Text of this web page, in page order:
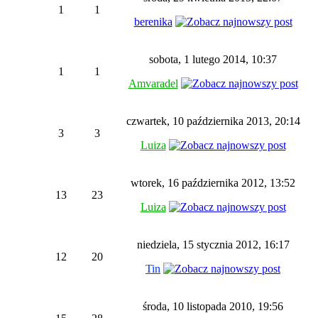
1 1
berenika
1 1
sobota, 1 lutego 2014, 10:37
Amvaradel
3 3
czwartek, 10 października 2013, 20:14
Luiza
13 23
wtorek, 16 października 2012, 13:52
Luiza
12 20
niedziela, 15 stycznia 2012, 16:17
Tin
środa, 10 listopada 2010, 19:56